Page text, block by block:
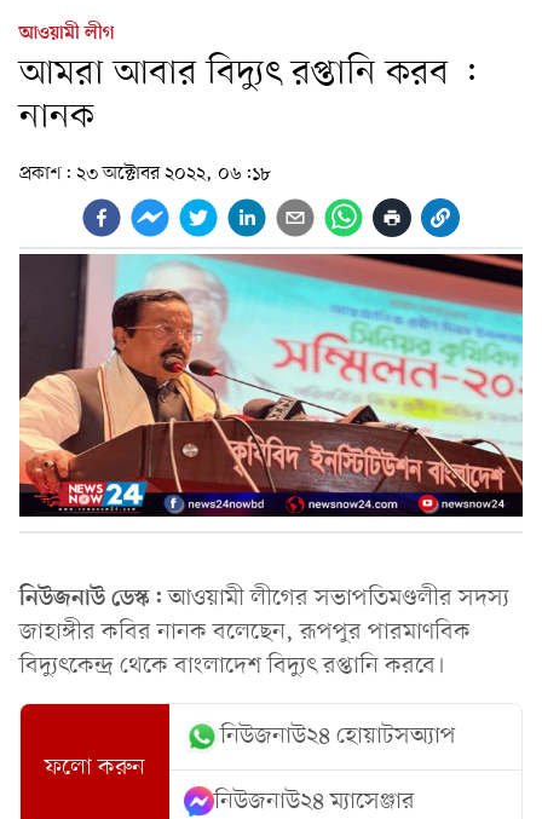
আওয়ামী লীগ
আমরা আবার বিদ্যুৎ রপ্তানি করব :
নানক
প্রকাশ: ২৩ অক্টোবর ২০২২, ০৬:১৮
নিউজনাউ ডেস্ক:আওয়ামী লীগের সভাপতিমণ্ডলীর সদস্য
জাহাঙ্গীর কবির নানক বলেছেন, রূপপুর পারমাণবিক
বিদ্যুৎকেন্দ্র থেকে বাংলাদেশ বিদ্যুৎ রপ্তানি করবে।
ফলো করুন
নিউজনাউ২৪ হোয়াটসঅ্যাপ
নিউজনাউ২৪ ম্যাসেঞ্জার